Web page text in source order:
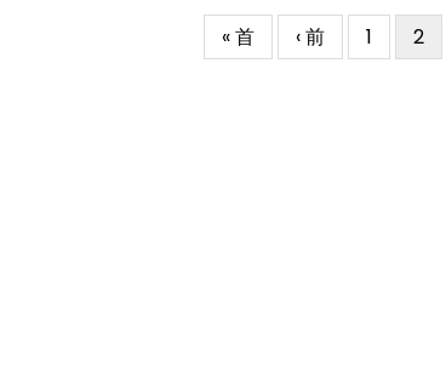
First
page
« 首
Previous
page
‹ 前 Page
1
目
前
2